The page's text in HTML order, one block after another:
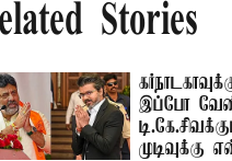
Stories
இப்போ